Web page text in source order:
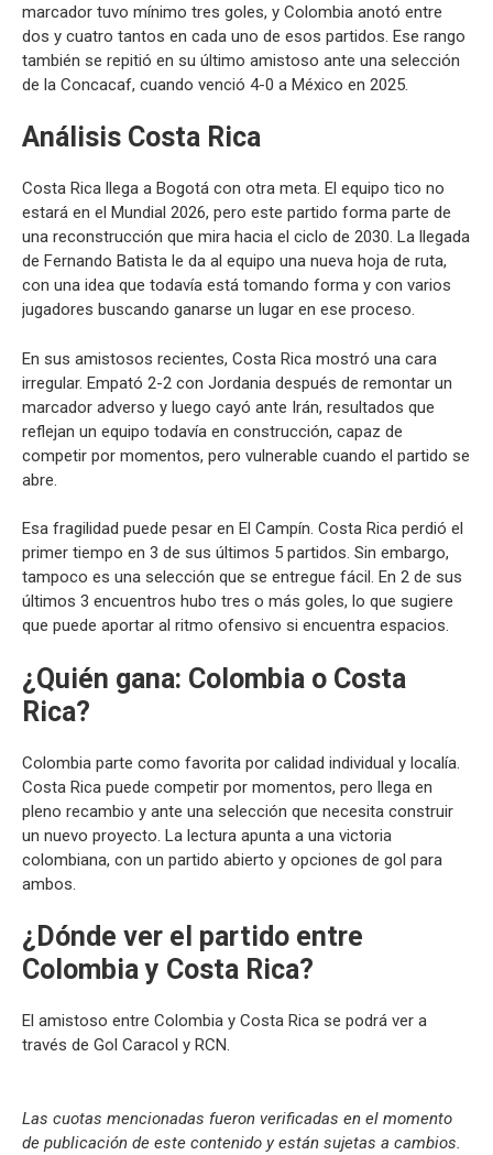
marcador tuvo mínimo tres goles, y Colombia anotó entre
dos y cuatro tantos en cada uno de esos partidos. Ese rango
también se repitió en su último amistoso ante una selección
de la Concacaf, cuando venció 4-0 a México en 2025.
Análisis Costa Rica
Costa Rica llega a Bogotá con otra meta. El equipo tico no
estará en el Mundial 2026, pero este partido forma parte de
una reconstrucción que mira hacia el ciclo de 2030. La llegada
de Fernando Batista le da al equipo una nueva hoja de ruta,
con una idea que todavía está tomando forma y con varios
jugadores buscando ganarse un lugar en ese proceso.
En sus amistosos recientes, Costa Rica mostró una cara
irregular. Empató 2-2 con Jordania después de remontar un
marcador adverso y luego cayó ante Irán, resultados que
reflejan un equipo todavía en construcción, capaz de
competir por momentos, pero vulnerable cuando el partido se
abre.
Esa fragilidad puede pesar en El Campín. Costa Rica perdió el
primer tiempo en 3 de sus últimos 5 partidos. Sin embargo,
tampoco es una selección que se entregue fácil. En 2 de sus
últimos 3 encuentros hubo tres o más goles, lo que sugiere
que puede aportar al ritmo ofensivo si encuentra espacios.
¿Quién gana: Colombia o Costa
Rica?
Colombia parte como favorita por calidad individual y localía.
Costa Rica puede competir por momentos, pero llega en
pleno recambio y ante una selección que necesita construir
un nuevo proyecto. La lectura apunta a una victoria
colombiana, con un partido abierto y opciones de gol para
ambos.
¿Dónde ver el partido entre
Colombia y Costa Rica?
El amistoso entre Colombia y Costa Rica se podrá ver a
través de Gol Caracol y RCN.
Las cuotas mencionadas fueron verificadas en el momento
de publicación de este contenido y están sujetas a cambios.